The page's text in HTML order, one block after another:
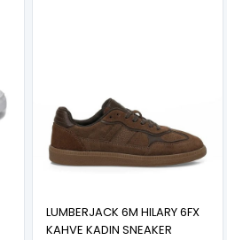
LUMBERJACK 6M HILARY 6FX
KAHVE KADIN SNEAKER